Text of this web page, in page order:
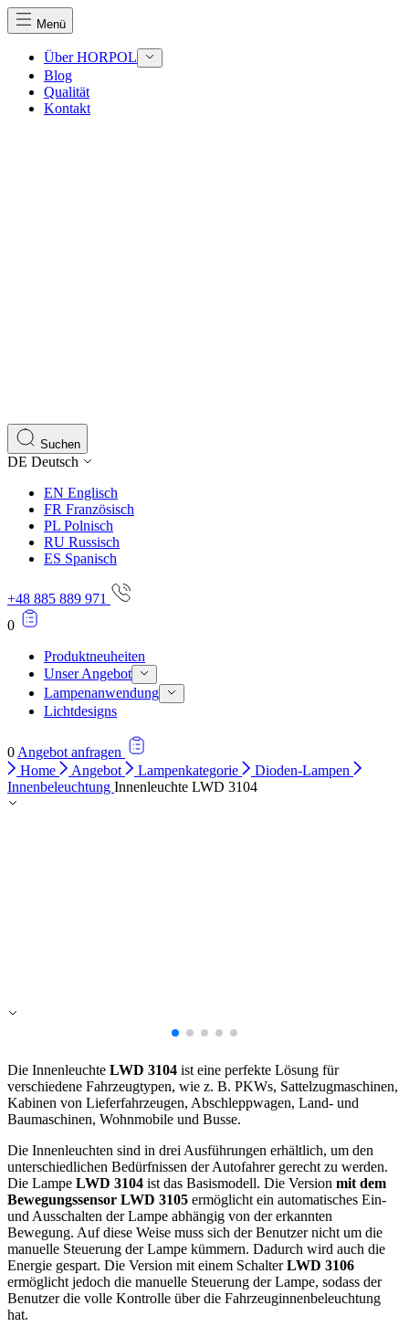
Menü
Über HORPOL
Blog
Qualität
Kontakt
Suchen
DE Deutsch
EN Englisch
FR Französisch
PL Polnisch
RU Russisch
ES Spanisch
+48 885 889 971
0
Produktneuheiten
Unser Angebot
Lampenanwendung
Lichtdesigns
0 Angebot anfragen
Home
Angebot Lampenkategorie
Dioden-Lampen
Innenbeleuchtung Innenleuchte LWD 3104
Die Innenleuchte LWD 3104 ist eine perfekte Lösung für
verschiedene Fahrzeugtypen, wie z. B. PKWs, Sattelzugmaschinen,
Kabinen von Lieferfahrzeugen, Abschleppwagen, Land- und
Baumaschinen, Wohnmobile und Busse.
Die Innenleuchten sind in drei Ausführungen erhältlich, um den
unterschiedlichen Bedürfnissen der Autofahrer gerecht zu werden.
Die Lampe LWD 3104 ist das Basismodell. Die Version mit dem
Bewegungssensor LWD 3105 ermöglicht ein automatisches Ein-
und Ausschalten der Lampe abhängig von der erkannten
Bewegung. Auf diese Weise muss sich der Benutzer nicht um die
manuelle Steuerung der Lampe kümmern. Dadurch wird auch die
Energie gespart. Die Version mit einem SchalterLWD 3106
ermöglicht jedoch die manuelle Steuerung der Lampe, sodass der
Benutzer die volle Kontrolle über die Fahrzeuginnenbeleuchtung
hat.
Marketing-Cookies werden verwendet, um Benutzer
einzelnen Benutzer relevant und ansprechend sind und
Nicht kategorisiert.
Andere nicht kategorisierte Cookies sind solche, die